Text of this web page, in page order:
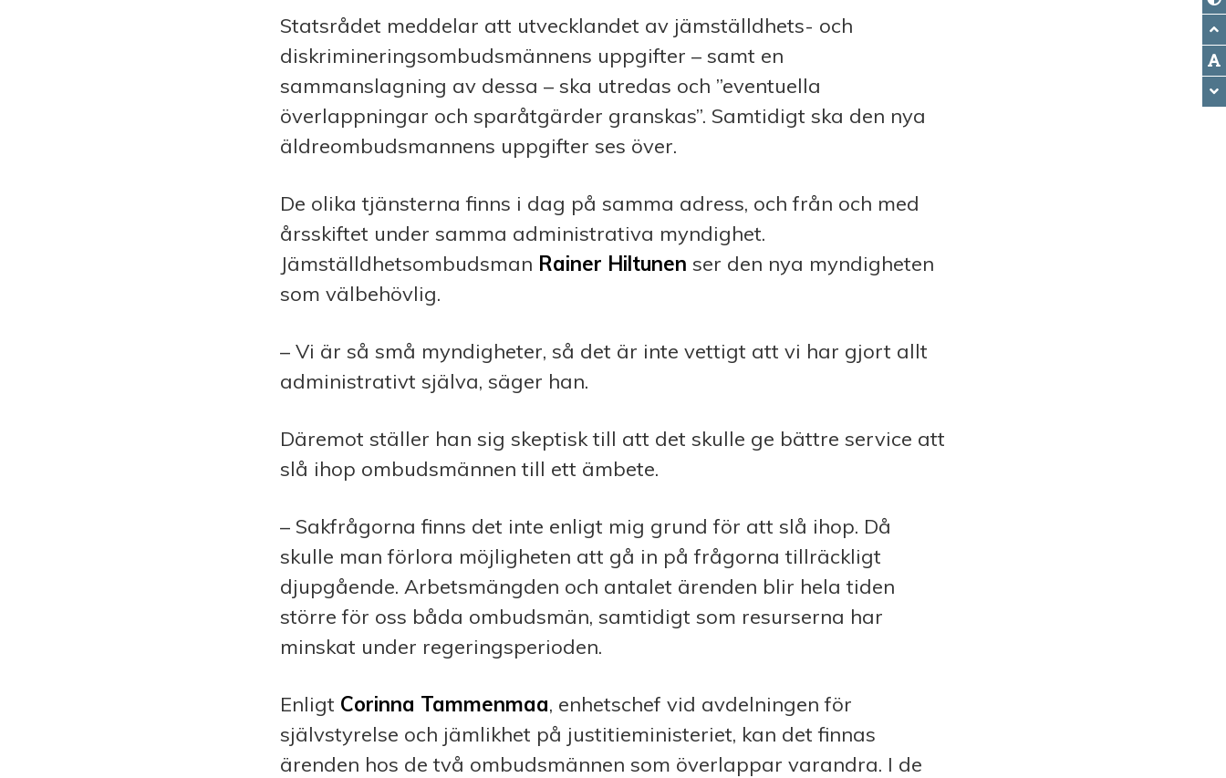
Statsrådet meddelar att utvecklandet av jämställdhets- och
diskrimineringsombudsmännens uppgifter – samt en
sammanslagning av dessa – ska utredas och ”eventuella
överlappningar och sparåtgärder granskas”. Samtidigt ska den nya
äldreombudsmannens uppgifter ses över.
De olika tjänsterna finns i dag på samma adress, och från och med
årsskiftet under samma administrativa myndighet.
Jämställdhetsombudsman Rainer Hiltunen ser den nya myndigheten
som välbehövlig.
– Vi är så små myndigheter, så det är inte vettigt att vi har gjort allt
administrativt själva, säger han.
Däremot ställer han sig skeptisk till att det skulle ge bättre service att
slå ihop ombudsmännen till ett ämbete.
– Sakfrågorna finns det inte enligt mig grund för att slå ihop. Då
skulle man förlora möjligheten att gå in på frågorna tillräckligt
djupgående. Arbetsmängden och antalet ärenden blir hela tiden
större för oss båda ombudsmän, samtidigt som resurserna har
minskat under regeringsperioden.
Enligt Corinna Tammenmaa, enhetschef vid avdelningen för
självstyrelse och jämlikhet på justitieministeriet, kan det finnas
ärenden hos de två ombudsmännen som överlappar varandra. I de